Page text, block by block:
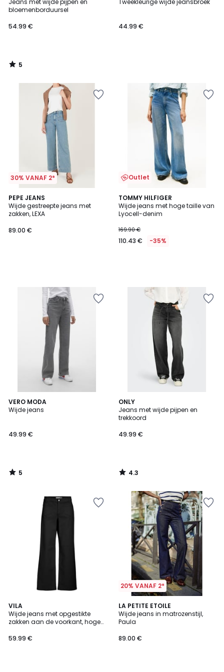
Jeans met wijde pijpen en
bloemenborduursel
54.99 €
5
5
/
Tweekleurige wijde jeansbroek
44.99 €
30% VANAF 2*
PEPE JEANS
Wijde gestreepte jeans met
zakken, LEXA
89.00 €
Outlet
TOMMY HILFIGER
Wijde jeans met hoge taille van
Lyocell-denim
169.90 €
110.43 € -35%
VERO MODA
Wijde jeans
49.99 €
5
/
5
/
ONLY
Jeans met wijde pijpen en
trekkoord
49.99 €
4.3
/ 5
4.3
/
VILA
Wijde jeans met opgestikte
zakken aan de voorkant, hoge
59.99 €
20% VANAF 2*
LA PETITE ETOILE
Wijde jeans in matrozenstijl,
Paula
89.00 €